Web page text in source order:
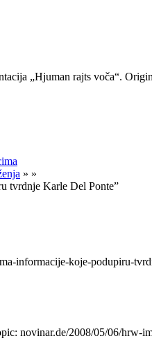
„Hjuman rajts voča“.
» »
tvrdnje Karle Del Ponte”
informacije-koje-podupiru-
novinar.de/2008/05/06/hrw-